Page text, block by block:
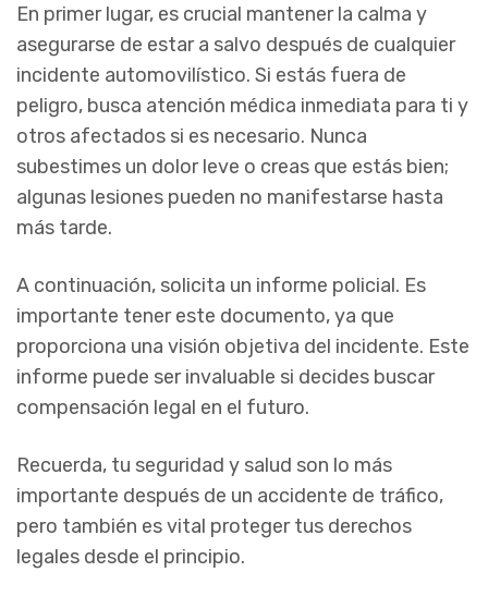
En primer lugar, es crucial mantener la calma y
asegurarse de estar a salvo después de cualquier
incidente automovilístico. Si estás fuera de
peligro, busca atención médica inmediata para ti y
otros afectados si es necesario. Nunca
subestimes un dolor leve o creas que estás bien;
algunas lesiones pueden no manifestarse hasta
más tarde.
A continuación, solicita un informe policial. Es
importante tener este documento, ya que
proporciona una visión objetiva del incidente. Este
informe puede ser invaluable si decides buscar
compensación legal en el futuro.
Recuerda, tu seguridad y salud son lo más
importante después de un accidente de tráfico,
pero también es vital proteger tus derechos
legales desde el principio.